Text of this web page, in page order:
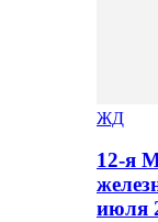
ЖД
12-я
июля